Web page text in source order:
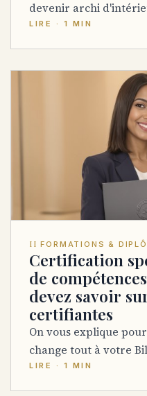
devenir archi
LIRE · 1 MIN
II FORMATIONS &
Certification
de
devez savoir
certifiantes
On vous explique
change tout à votre
LIRE · 1 MIN